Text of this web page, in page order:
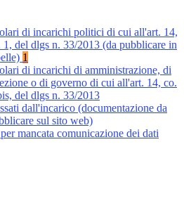
di incarichi politici di cui all'art. 14,
1, del dlgs n. 33/2013 (da pubblicare in
1
di incarichi di amministrazione, di
o di governo di cui all'art. 14, co.
del dlgs n. 33/2013
dall'incarico (documentazione da
sul sito web)
mancata comunicazione dei dati